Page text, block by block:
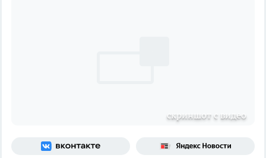
скриншот с видео